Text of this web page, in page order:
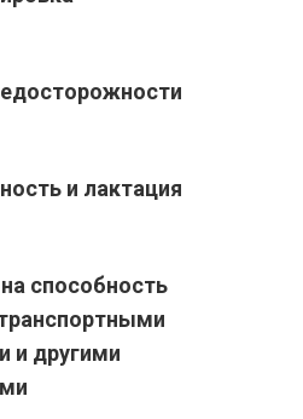
и лактация
способность
и другими